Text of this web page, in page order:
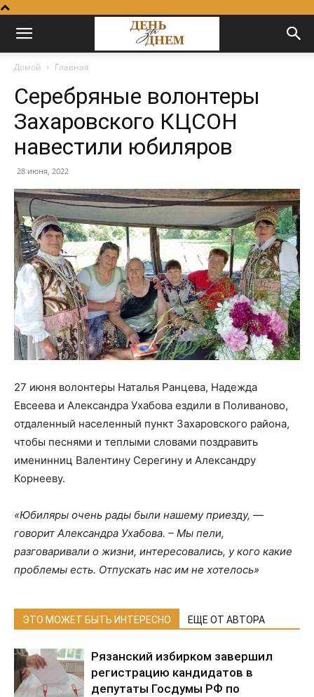
Домой Главная
Серебряные волонтеры
Захаровского КЦСОН
навестили юбиляров
28 июня, 2022
27 июня волонтеры Наталья Ранцева, Надежда
Евсеева и Александра Ухабова ездили в Поливаново,
отдаленный населенный пункт Захаровского района,
чтобы песнями и теплыми словами поздравить
именинниц Валентину Серегину и Александру
Корнееву.
«Юбиляры очень рады были нашему приезду, —
говорит Александра Ухабова. – Мы пели,
разговаривали о жизни, интересовались, у кого какие
проблемы есть. Отпускать нас им не хотелось»
ЭТО МОЖЕТ БЫТЬ ИНТЕРЕСНО ЕЩЕ ОТ АВТОРА
Рязанский избирком завершил
регистрацию кандидатов в
депутаты Госдумы РФ по